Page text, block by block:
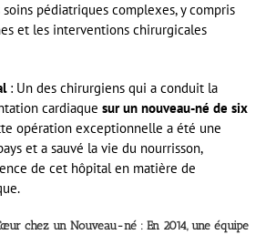
pédiatriques complexes, y compris
et les interventions chirurgicales
: Un des chirurgiens qui a conduit la
cardiaque sur un nouveau-né de six
opération exceptionnelle a été une
et a sauvé la vie du nourrisson,
de cet hôpital en matière de
chez un Nouveau-né : En 2014, une équipe